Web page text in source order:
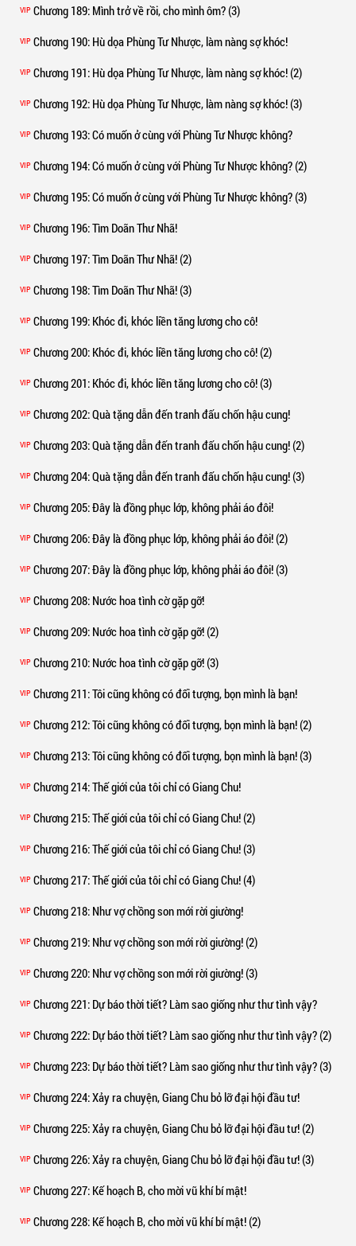
VIP Chương 189: Mình trở về rồi, cho mình ôm? (3)
VIP Chương 190: Hù dọa Phùng Tư Nhược, làm nàng sợ khóc!
VIP Chương 191: Hù dọa Phùng Tư Nhược, làm nàng sợ khóc! (2)
VIP Chương 192: Hù dọa Phùng Tư Nhược, làm nàng sợ khóc! (3)
VIP Chương 193: Có muốn ở cùng với Phùng Tư Nhược không?
VIP Chương 194: Có muốn ở cùng với Phùng Tư Nhược không? (2)
VIP Chương 195: Có muốn ở cùng với Phùng Tư Nhược không? (3)
VIP Chương 196: Tìm Doãn Thư Nhã!
VIP Chương 197: Tìm Doãn Thư Nhã! (2)
VIP Chương 198: Tìm Doãn Thư Nhã! (3)
VIP Chương 199: Khóc đi, khóc liền tăng lương cho cô!
VIP Chương 200: Khóc đi, khóc liền tăng lương cho cô! (2)
VIP Chương 201: Khóc đi, khóc liền tăng lương cho cô! (3)
VIP Chương 202: Quà tặng dẫn đến tranh đấu chốn hậu cung!
VIP Chương 203: Quà tặng dẫn đến tranh đấu chốn hậu cung! (2)
VIP Chương 204: Quà tặng dẫn đến tranh đấu chốn hậu cung! (3)
VIP Chương 205: Đây là đồng phục lớp, không phải áo đôi!
VIP Chương 206: Đây là đồng phục lớp, không phải áo đôi! (2)
VIP Chương 207: Đây là đồng phục lớp, không phải áo đôi! (3)
VIP Chương 208: Nước hoa tình cờ gặp gỡ!
VIP Chương 209: Nước hoa tình cờ gặp gỡ! (2)
VIP Chương 210: Nước hoa tình cờ gặp gỡ! (3)
VIP Chương 211: Tôi cũng không có đối tượng, bọn mình là bạn!
VIP Chương 212: Tôi cũng không có đối tượng, bọn mình là bạn! (2)
VIP Chương 213: Tôi cũng không có đối tượng, bọn mình là bạn! (3)
VIP Chương 214: Thế giới của tôi chỉ có Giang Chu!
VIP Chương 215: Thế giới của tôi chỉ có Giang Chu! (2)
VIP Chương 216: Thế giới của tôi chỉ có Giang Chu! (3)
VIP Chương 217: Thế giới của tôi chỉ có Giang Chu! (4)
VIP Chương 218: Như vợ chồng son mới rời giường!
VIP Chương 219: Như vợ chồng son mới rời giường! (2)
VIP Chương 220: Như vợ chồng son mới rời giường! (3)
VIP Chương 221: Dự báo thời tiết? Làm sao giống như thư tình vậy?
VIP Chương 222: Dự báo thời tiết? Làm sao giống như thư tình vậy? (2)
VIP Chương 223: Dự báo thời tiết? Làm sao giống như thư tình vậy? (3)
VIP Chương 224: Xảy ra chuyện, Giang Chu bỏ lỡ đại hội đầu tư!
VIP Chương 225: Xảy ra chuyện, Giang Chu bỏ lỡ đại hội đầu tư! (2)
VIP Chương 226: Xảy ra chuyện, Giang Chu bỏ lỡ đại hội đầu tư! (3)
VIP Chương 227: Kế hoạch B, cho mời vũ khí bí mật!
VIP Chương 228: Kế hoạch B, cho mời vũ khí bí mật! (2)